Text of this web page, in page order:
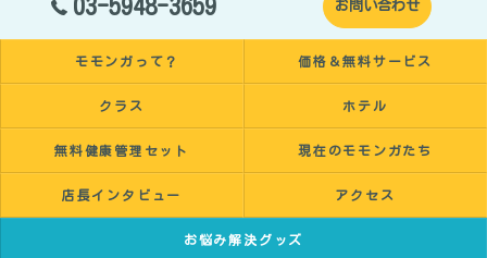
03-5948-3659 お問い合わせ
モモンガって？ 価格＆無料サービス
クラス ホテル
無料健康管理セット 現在のモモンガたち
店長インタビュー アクセス
お悩み解決グッズ